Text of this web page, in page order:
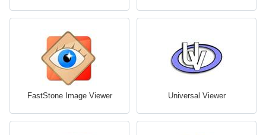
FastStone Image Viewer Universal Viewer